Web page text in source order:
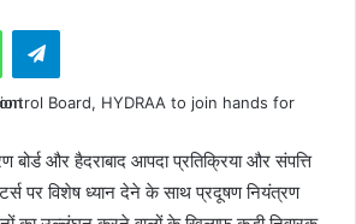
WhatsAppTelegram